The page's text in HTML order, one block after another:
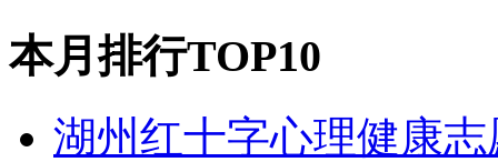
本月排行TOP10
湖州红十字心理健康